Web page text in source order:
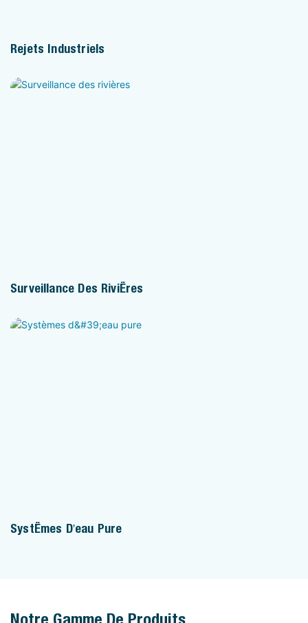
Rejets Industriels
Surveillance Des Rivières
Systèmes D'eau Pure
Notre Gamme De Produits